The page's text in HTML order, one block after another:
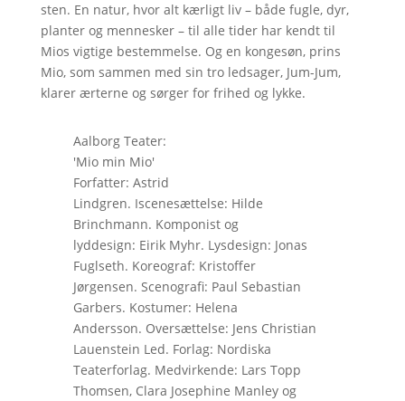
sten. En natur, hvor alt kærligt liv – både fugle, dyr,
planter og mennesker – til alle tider har kendt til
Mios vigtige bestemmelse. Og en kongesøn, prins
Mio, som sammen med sin tro ledsager, Jum-Jum,
klarer ærterne og sørger for frihed og lykke.
Aalborg Teater:
'Mio min Mio'
Forfatter: Astrid
Lindgren. Iscenesættelse: Hilde
Brinchmann. Komponist og
lyddesign: Eirik Myhr. Lysdesign: Jonas
Fuglseth. Koreograf: Kristoffer
Jørgensen. Scenografi: Paul Sebastian
Garbers. Kostumer: Helena
Andersson. Oversættelse: Jens Christian
Lauenstein Led. Forlag: Nordiska
Teaterforlag. Medvirkende: Lars Topp
Thomsen, Clara Josephine Manley og